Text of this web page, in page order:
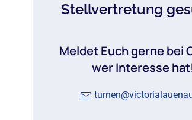
Stellvertretung
Meldet Euch gerne bei
wer Interesse